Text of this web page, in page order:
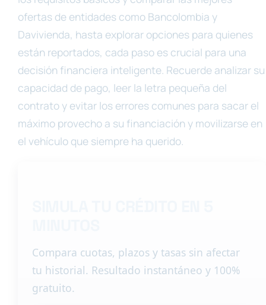
ofertas de entidades como Bancolombia y
Davivienda, hasta explorar opciones para quienes
están reportados, cada paso es crucial para una
decisión financiera inteligente. Recuerde analizar su
capacidad de pago, leer la letra pequeña del
contrato y evitar los errores comunes para sacar el
máximo provecho a su financiación y movilizarse en
el vehículo que siempre ha querido.
Compara cuotas, plazos y tasas sin afectar
tu historial. Resultado instantáneo y 100%
gratuito.